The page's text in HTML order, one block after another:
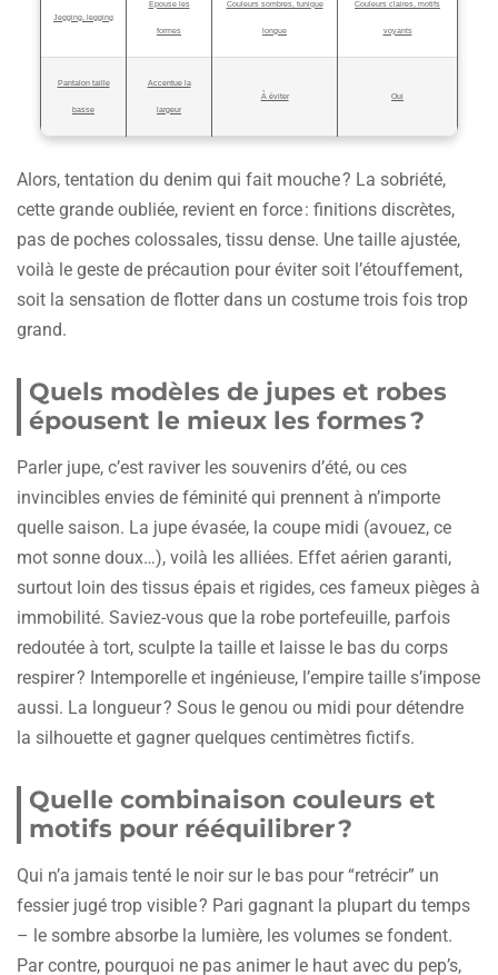
Jegging, legging
Épouse les
formes
Couleurs sombres, tunique
longue
Couleurs claires, motifs
voyants
Pantalon taille
basse
Accentue la
largeur
À éviter Oui
Alors, tentation du denim qui fait mouche ? La sobriété,
cette grande oubliée, revient en force : finitions discrètes,
pas de poches colossales, tissu dense. Une taille ajustée,
voilà le geste de précaution pour éviter soit l’étouffement,
soit la sensation de flotter dans un costume trois fois trop
grand.
Quels modèles de jupes et robes
épousent le mieux les formes ?
Parler jupe, c’est raviver les souvenirs d’été, ou ces
invincibles envies de féminité qui prennent à n’importe
quelle saison. La jupe évasée, la coupe midi (avouez, ce
mot sonne doux…), voilà les alliées. Effet aérien garanti,
surtout loin des tissus épais et rigides, ces fameux pièges à
immobilité. Saviez-vous que la robe portefeuille, parfois
redoutée à tort, sculpte la taille et laisse le bas du corps
respirer ? Intemporelle et ingénieuse, l’empire taille s’impose
aussi. La longueur ? Sous le genou ou midi pour détendre
la silhouette et gagner quelques centimètres fictifs.
Quelle combinaison couleurs et
motifs pour rééquilibrer ?
Qui n’a jamais tenté le noir sur le bas pour “retrécir” un
fessier jugé trop visible ? Pari gagnant la plupart du temps
– le sombre absorbe la lumière, les volumes se fondent.
Par contre, pourquoi ne pas animer le haut avec du pep’s,